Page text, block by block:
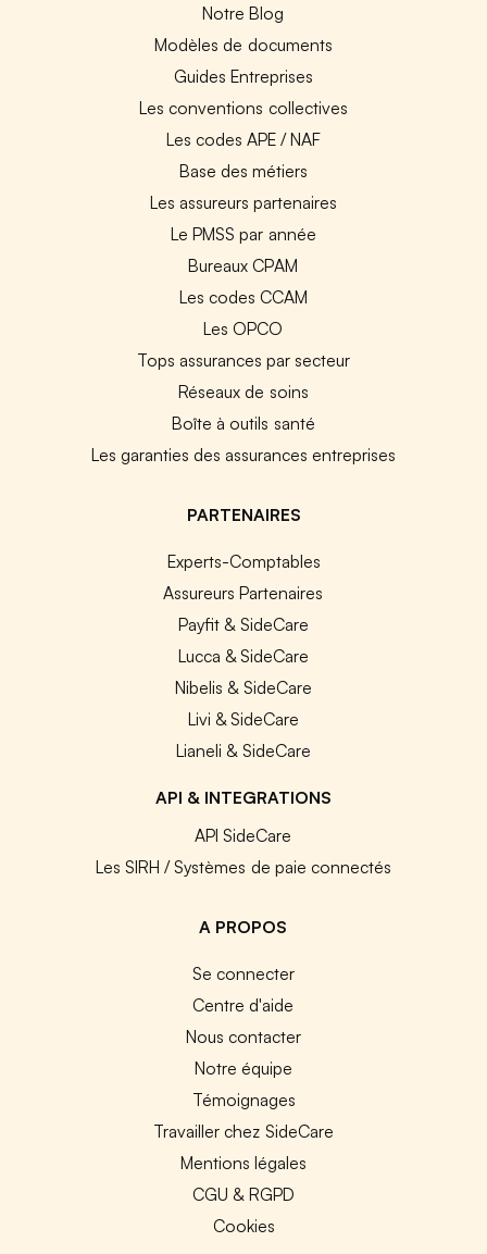
Notre Blog
Modèles de documents
Guides Entreprises
Les conventions collectives
Les codes APE / NAF
Base des métiers
Les assureurs partenaires
Le PMSS par année
Bureaux CPAM
Les codes CCAM
Les OPCO
Tops assurances par secteur
Réseaux de soins
Boîte à outils santé
Les garanties des assurances entreprises
PARTENAIRES
Experts-Comptables
Assureurs Partenaires
Payfit & SideCare
Lucca & SideCare
Nibelis & SideCare
Livi & SideCare
Lianeli & SideCare
API & INTEGRATIONS
API SideCare
Les SIRH / Systèmes de paie connectés
A PROPOS
Se connecter
Centre d'aide
Nous contacter
Notre équipe
Témoignages
Travailler chez SideCare
Mentions légales
CGU & RGPD
Cookies